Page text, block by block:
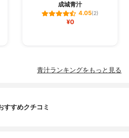
成城青汁
4.05(2)
¥0
青汁ランキングをもっと見る
すすめクチコミ